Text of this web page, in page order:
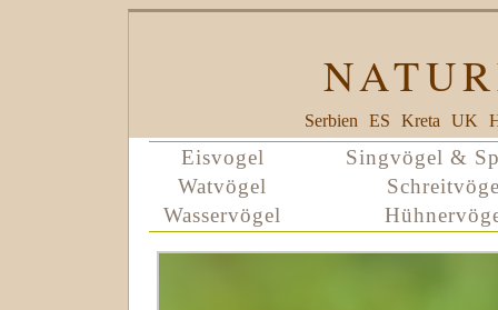
Serbien ES Kreta UK
Eisvogel
Singvögel &
Watvögel
Wasservögel